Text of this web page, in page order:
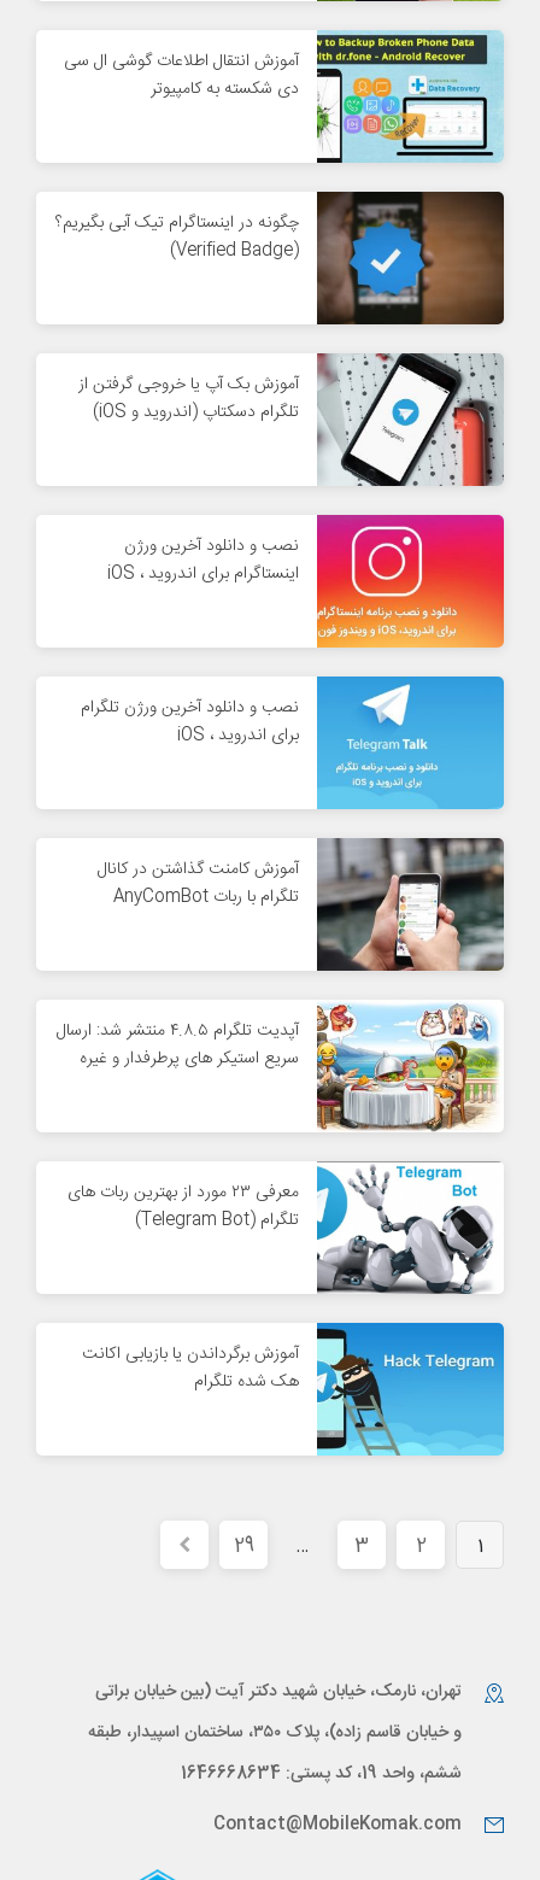
آموزش انتقال اطلاعات گوشی ال سی
دی شکسته به کامپیوتر
چگونه در اینستاگرام تیک آبی بگیریم؟
(Verified Badge)
آموزش بک آپ یا خروجی گرفتن از
تلگرام دسکتاپ (اندروید و iOS)
نصب و دانلود آخرین ورژن
اینستاگرام برای اندروید ، iOS
نصب و دانلود آخرین ورژن تلگرام
برای اندروید ، iOS
آموزش کامنت گذاشتن در کانال
تلگرام با ربات AnyComBot
آپدیت تلگرام ۴.۸.۵ منتشر شد: ارسال
سریع استیکر های پرطرفدار و غیره
معرفی ۲۳ مورد از بهترین ربات های
تلگرام (Telegram Bot)
آموزش برگرداندن یا بازیابی اکانت
هک شده تلگرام
1
2
3
…
29
تهران، نارمک، خیابان شهید دکتر آیت (بین خیابان براتی
و خیابان قاسم زاده)، پلاک ۳۵۰، ساختمان اسپیدار، طبقه
ششم، واحد 19، کد پستی: 1646668634
Contact@MobileKomak.com